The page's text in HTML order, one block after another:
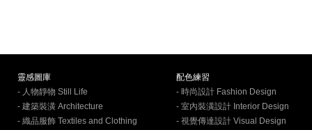
靈感圖庫
- 人物靜物 Still Life
- 建築裝潢 Architecture
- 織品服飾 Textiles and Clothing
配色練習
- 時尚設計 Fashion Design
- 室內裝潢設計 Interior Design
- 視覺傳達設計 Visual Design